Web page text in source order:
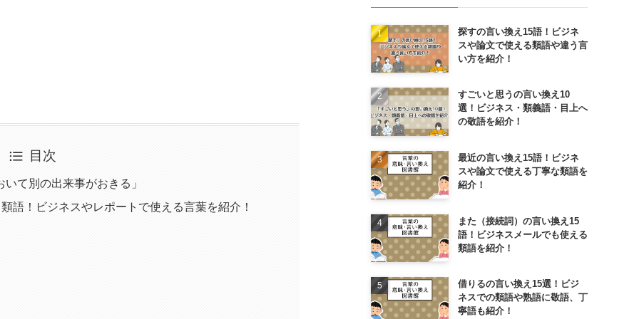
目次
て別の出来事がおきる」
語！ビジネスやレポートで使える言葉を紹介！
探すの言い換え15語！ビジネ
スや論文で使える類語や違う言
い方を紹介！
すごいと思うの言い換え10
選！ビジネス・類義語・目上へ
の敬語を紹介！
最近の言い換え15語！ビジネ
スや論文で使える丁寧な類語を
紹介！
また（接続詞）の言い換え15
語！ビジネスメールでも使える
類語を紹介！
借りるの言い換え15選！ビジ
ネスでの類語や熟語に敬語、丁
寧語も紹介！